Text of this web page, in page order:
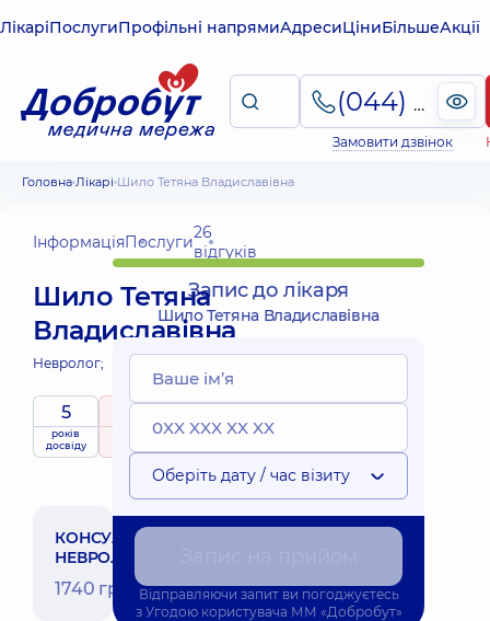
ЛікаріПослугиПрофільні напрямиАдресиЦіниБільшеАкції
(044) 495-2-888
Замовити дзвінок
Головна Лікарі Шило Тетяна Владиславівна
ІнформаціяПослуги26
відгуків
Шило Тетяна
Владиславівна
Невролог;
5
років
досвіду
рейтингна підставі
КОНСУЛЬТАЦІЯ
НЕВРОЛОГА
1740 грн
Запис до лікаря
Шило Тетяна Владиславівна
Оберіть дату / час візиту
Відправляючи запит ви погоджуєтесь
з Угодою користувача ММ «Добробут»